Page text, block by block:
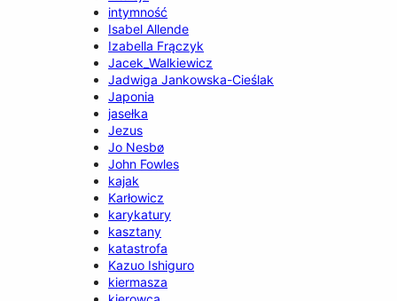
intymność
Isabel Allende
Izabella Frączyk
Jacek_Walkiewicz
Jadwiga Jankowska-Cieślak
Japonia
jasełka
Jezus
Jo Nesbø
John Fowles
kajak
Karłowicz
karykatury
kasztany
katastrofa
Kazuo Ishiguro
kiermasza